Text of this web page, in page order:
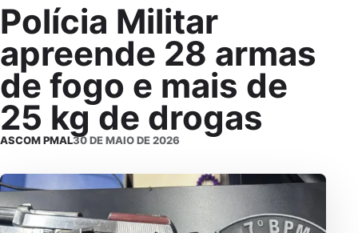
Polícia Militar
apreende 28 armas
de fogo e mais de
25 kg de drogas
ASCOM PMAL30 DE MAIO DE 2026